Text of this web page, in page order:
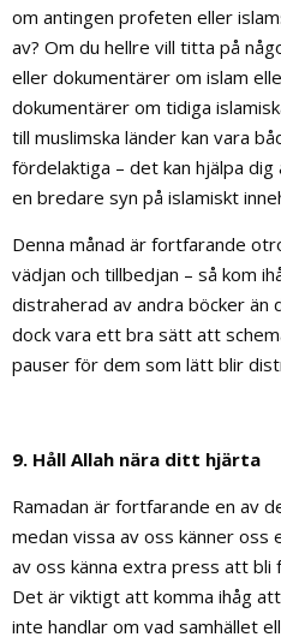
om antingen profeten eller
av? Om du hellre vill titta på
eller dokumentärer om islam
dokumentärer om tidiga
till muslimska länder kan vara
fördelaktiga – det kan hjälpa
en bredare syn på islamiskt
Denna månad är fortfarande
vädjan och tillbedjan – så kom
distraherad av andra böcker än
dock vara ett bra sätt att
pauser för dem som lätt blir
9. Håll Allah nära ditt hjärta
Ramadan är fortfarande en av
medan vissa av oss känner oss
av oss känna extra press att bli
Det är viktigt att komma ihåg
inte handlar om vad samhället